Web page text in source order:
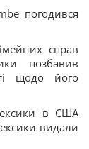
погодився
справ
позбавив
щодо його
в США
видали